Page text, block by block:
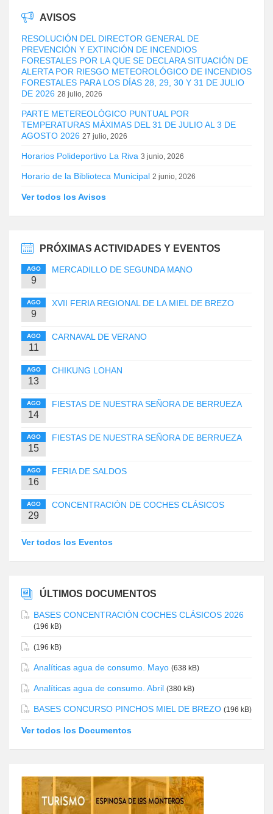
AVISOS
RESOLUCIÓN DEL DIRECTOR GENERAL DE
PREVENCIÓN Y EXTINCIÓN DE INCENDIOS
FORESTALES POR LA QUE SE DECLARA SITUACIÓN DE
ALERTA POR RIESGO METEOROLÓGICO DE INCENDIOS
FORESTALES PARA LOS DÍAS 28, 29, 30 Y 31 DE JULIO
DE 2026 28 julio, 2026
PARTE METEREOLÓGICO PUNTUAL POR
TEMPERATURAS MÁXIMAS DEL 31 DE JULIO AL 3 DE
AGOSTO 2026 27 julio, 2026
Horarios Polideportivo La Riva 3 junio, 2026
Horario de la Biblioteca Municipal 2 junio, 2026
Ver todos los Avisos
PRÓXIMAS ACTIVIDADES Y EVENTOS
AGO
9
MERCADILLO DE SEGUNDA MANO
AGO
9
XVII FERIA REGIONAL DE LA MIEL DE BREZO
AGO
11
CARNAVAL DE VERANO
AGO
13
CHIKUNG LOHAN
AGO
14
FIESTAS DE NUESTRA SEÑORA DE BERRUEZA
AGO
15
FIESTAS DE NUESTRA SEÑORA DE BERRUEZA
AGO
16
FERIA DE SALDOS
AGO
29
CONCENTRACIÓN DE COCHES CLÁSICOS
Ver todos los Eventos
ÚLTIMOS DOCUMENTOS
BASES CONCENTRACIÓN COCHES CLÁSICOS 2026
(196 kB)
(196 kB)
Analíticas agua de consumo. Mayo (638 kB)
Analíticas agua de consumo. Abril (380 kB)
BASES CONCURSO PINCHOS MIEL DE BREZO (196 kB)
Ver todos los Documentos